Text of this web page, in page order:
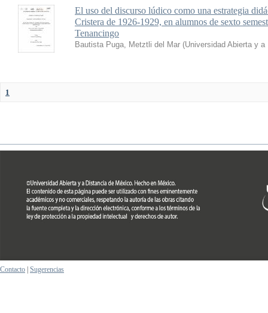
El uso del discurso lúdico como una estrategia
Cristera de 1926-1929, en alumnos de sexto
Tenancingo
Bautista Puga, Metztli del Mar (Universidad Abierta y
1
Contacto Sugerencias